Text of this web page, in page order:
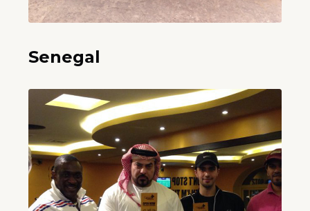
Senegal